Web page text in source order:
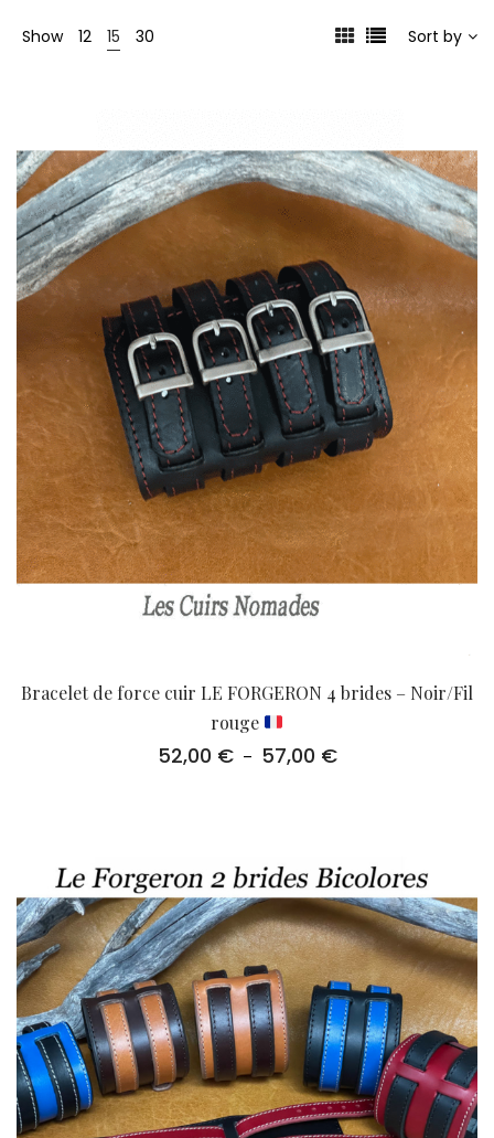
Show 12 15 30 Sort by
Bracelet de force cuir LE FORGERON 4 brides – Noir/Fil
rouge
52,00 € – 57,00 €Plage
57,00 €